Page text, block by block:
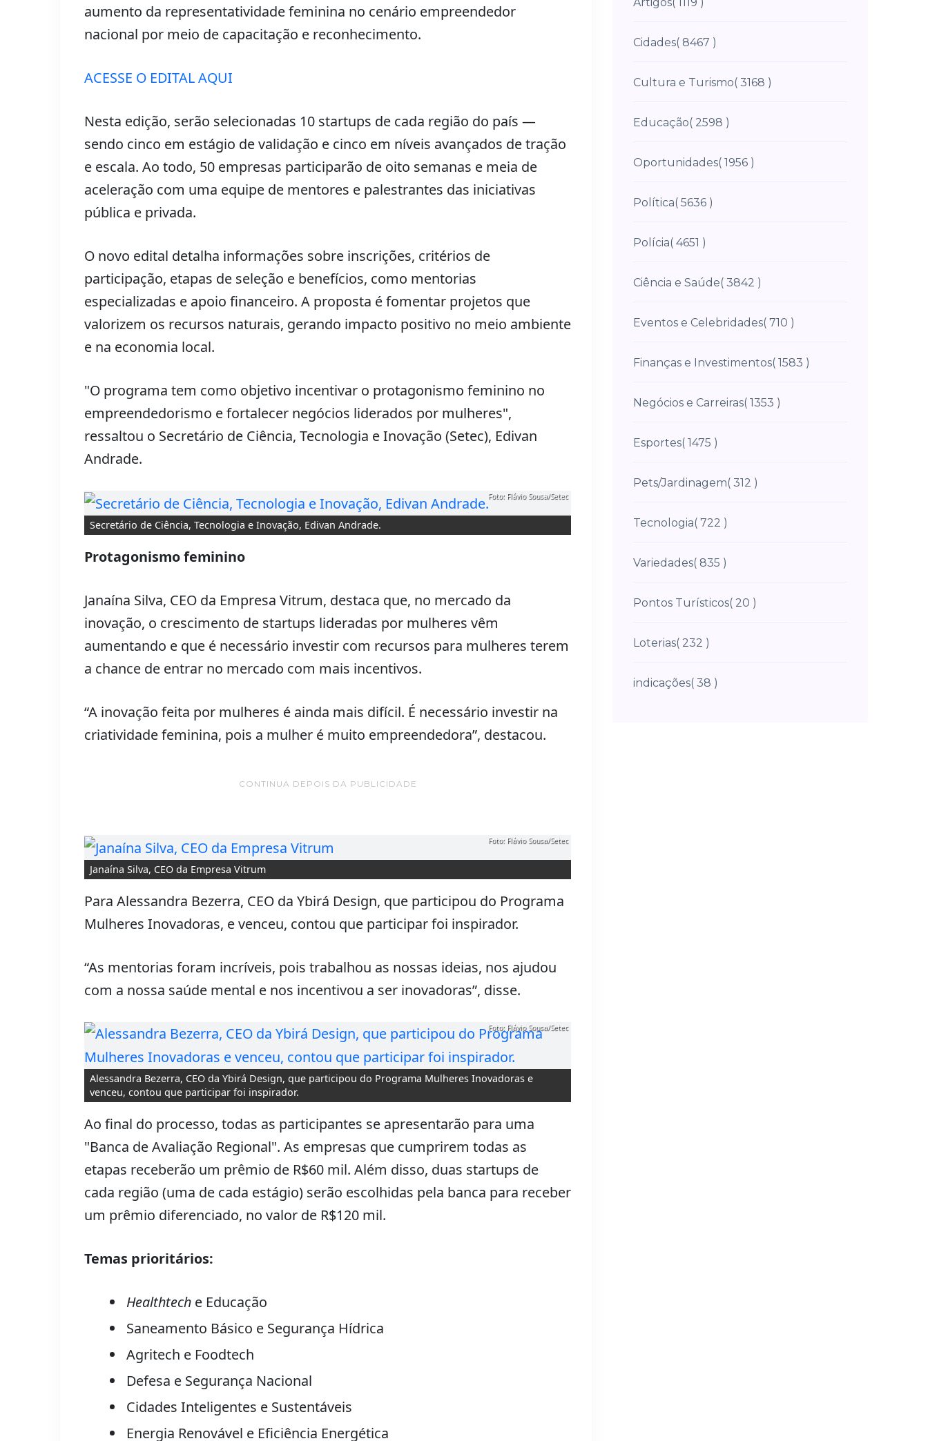
aumento da representatividade feminina no cenário empreendedor
nacional por meio de capacitação e reconhecimento.
ACESSE O EDITAL AQUI
Nesta edição, serão selecionadas 10 startups de cada região do país —
sendo cinco em estágio de validação e cinco em níveis avançados de tração
e escala. Ao todo, 50 empresas participarão de oito semanas e meia de
aceleração com uma equipe de mentores e palestrantes das iniciativas
pública e privada.
O novo edital detalha informações sobre inscrições, critérios de
participação, etapas de seleção e benefícios, como mentorias
especializadas e apoio financeiro. A proposta é fomentar projetos que
valorizem os recursos naturais, gerando impacto positivo no meio ambiente
e na economia local.
"O programa tem como objetivo incentivar o protagonismo feminino no
empreendedorismo e fortalecer negócios liderados por mulheres",
ressaltou o Secretário de Ciência, Tecnologia e Inovação (Setec), Edivan
Andrade.
Secretário de Ciência, Tecnologia e Inovação, Edivan Andrade.
Foto: Flávio Sousa/Setec
Protagonismo feminino
Janaína Silva, CEO da Empresa Vitrum, destaca que, no mercado da
inovação, o crescimento de startups lideradas por mulheres vêm
aumentando e que é necessário investir com recursos para mulheres terem
a chance de entrar no mercado com mais incentivos.
“A inovação feita por mulheres é ainda mais difícil. É necessário investir na
criatividade feminina, pois a mulher é muito empreendedora”, destacou.
CONTINUA DEPOIS DA PUBLICIDADE
Janaína Silva, CEO da Empresa Vitrum
Foto: Flávio Sousa/Setec
Para Alessandra Bezerra, CEO da Ybirá Design, que participou do Programa
Mulheres Inovadoras, e venceu, contou que participar foi inspirador.
“As mentorias foram incríveis, pois trabalhou as nossas ideias, nos ajudou
com a nossa saúde mental e nos incentivou a ser inovadoras”, disse.
Alessandra Bezerra, CEO da Ybirá Design, que participou do Programa Mulheres Inovadoras e
venceu, contou que participar foi inspirador.
Foto: Flávio Sousa/Setec
Ao final do processo, todas as participantes se apresentarão para uma
"Banca de Avaliação Regional". As empresas que cumprirem todas as
etapas receberão um prêmio de R$60 mil. Além disso, duas startups de
cada região (uma de cada estágio) serão escolhidas pela banca para receber
um prêmio diferenciado, no valor de R$120 mil.
Temas prioritários:
Healthteche Educação
Saneamento Básico e Segurança Hídrica
Agritech e Foodtech
Defesa e Segurança Nacional
Cidades Inteligentes e Sustentáveis
Energia Renovável e Eficiência Energética
Cidades( 8467 )
Cultura e Turismo( 3168 )
Educação( 2598 )
Oportunidades( 1956 )
Política( 5636 )
Polícia( 4651 )
Ciência e Saúde( 3842 )
Eventos e Celebridades( 710 )
Finanças e Investimentos( 1583 )
Negócios e Carreiras( 1353 )
Esportes( 1475 )
Pets/Jardinagem( 312 )
Tecnologia( 722 )
Variedades( 835 )
Pontos Turísticos( 20 )
Loterias( 232 )
indicações( 38 )